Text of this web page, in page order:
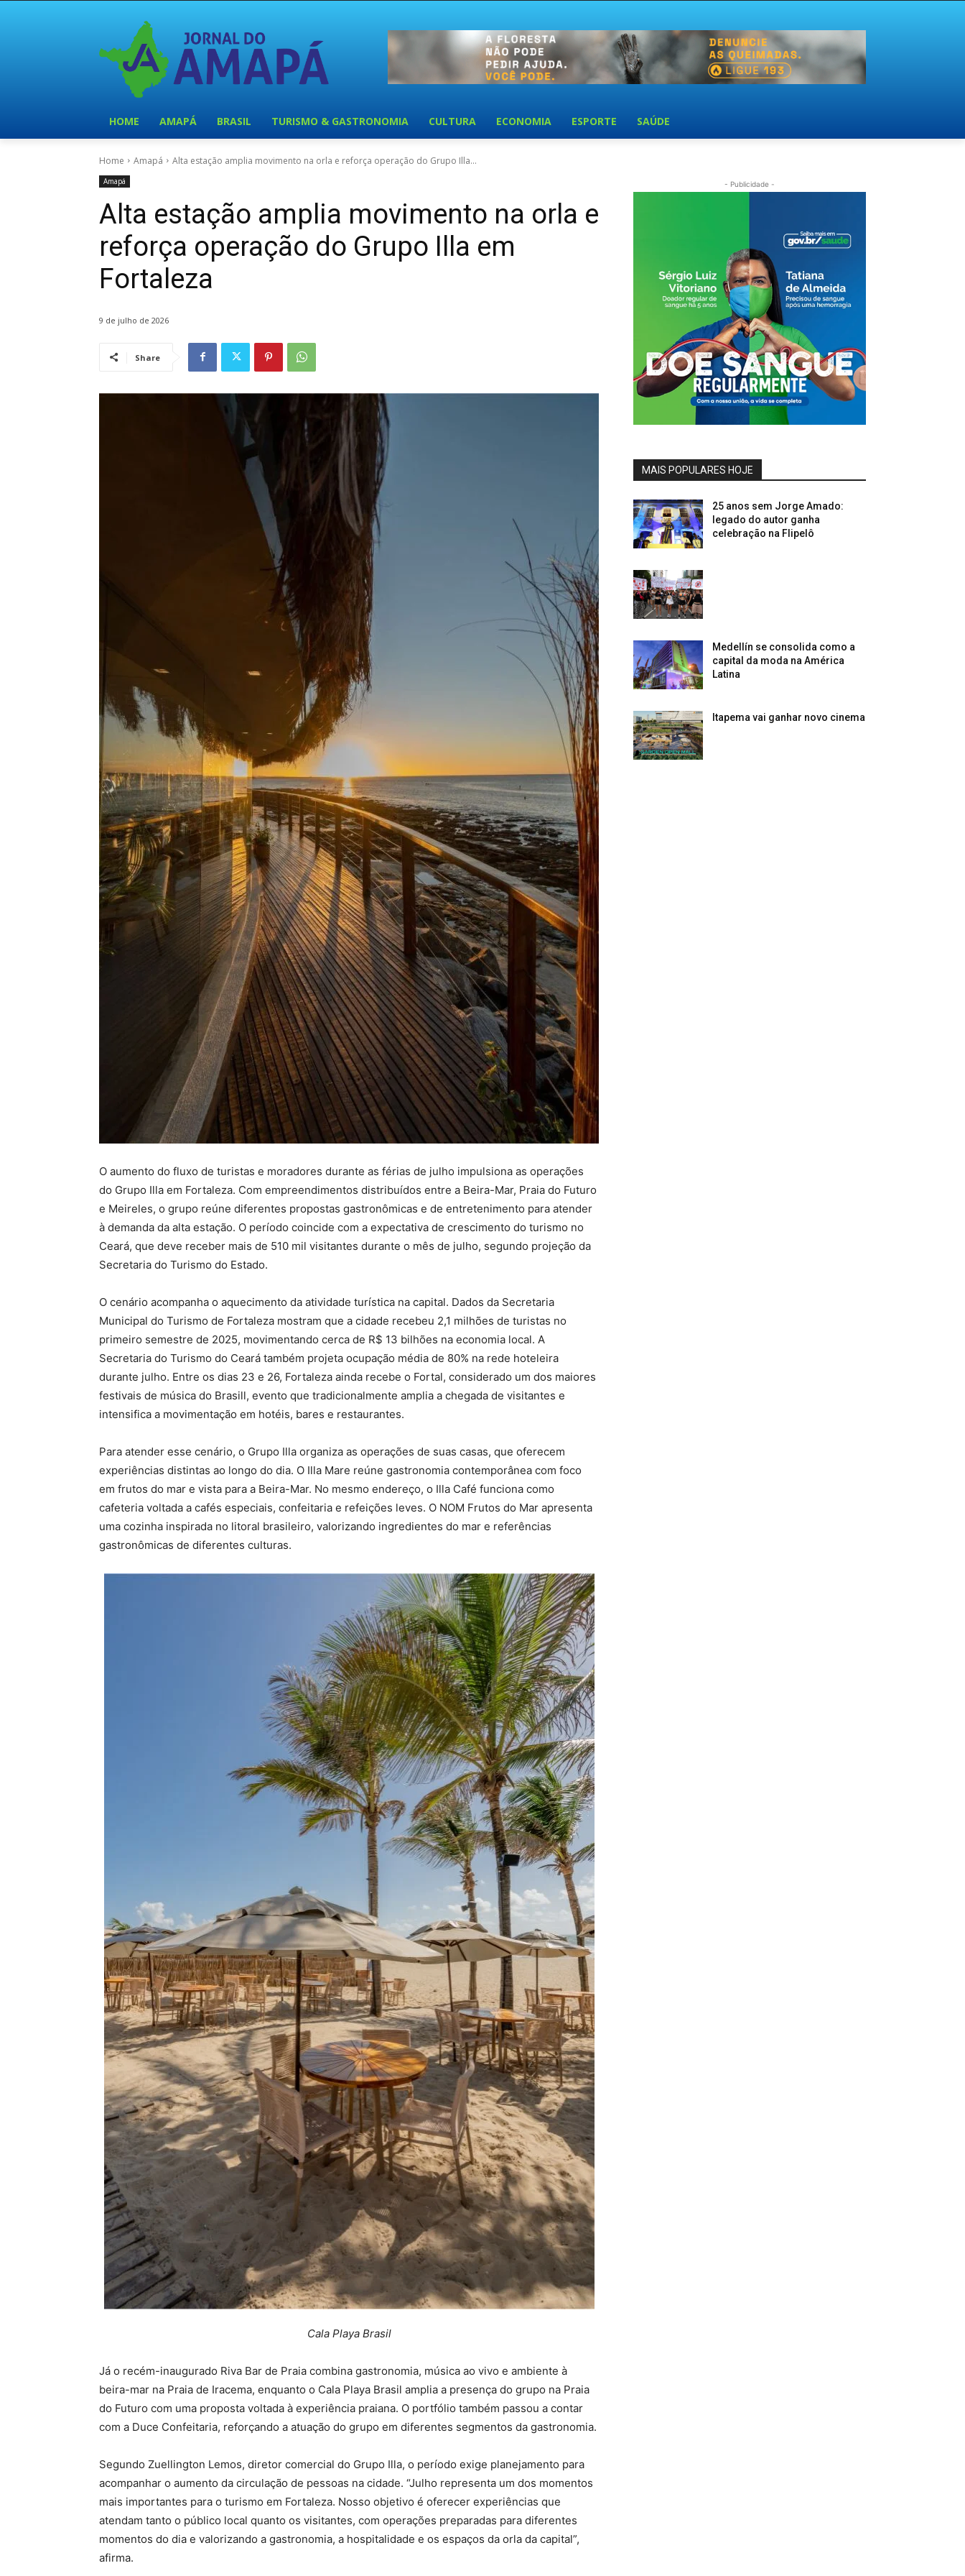
HOME AMAPÁ BRASIL TURISMO & GASTRONOMIA CULTURA ECONOMIA ESPORTE SAÚDE
Home Amapá Alta estação amplia movimento na orla e reforça operação do Grupo Illa...
Amapá
Alta estação amplia movimento na orla e
reforça operação do Grupo Illa em
Fortaleza
9 de julho de 2026
Share
O aumento do fluxo de turistas e moradores durante as férias de julho impulsiona as operações
do Grupo Illa em Fortaleza. Com empreendimentos distribuídos entre a Beira-Mar, Praia do Futuro
e Meireles, o grupo reúne diferentes propostas gastronômicas e de entretenimento para atender
à demanda da alta estação. O período coincide com a expectativa de crescimento do turismo no
Ceará, que deve receber mais de 510 mil visitantes durante o mês de julho, segundo projeção da
Secretaria do Turismo do Estado.
O cenário acompanha o aquecimento da atividade turística na capital. Dados da Secretaria
Municipal do Turismo de Fortaleza mostram que a cidade recebeu 2,1 milhões de turistas no
primeiro semestre de 2025, movimentando cerca de R$ 13 bilhões na economia local. A
Secretaria do Turismo do Ceará também projeta ocupação média de 80% na rede hoteleira
durante julho. Entre os dias 23 e 26, Fortaleza ainda recebe o Fortal, considerado um dos maiores
festivais de música do Brasill, evento que tradicionalmente amplia a chegada de visitantes e
intensifica a movimentação em hotéis, bares e restaurantes.
Para atender esse cenário, o Grupo Illa organiza as operações de suas casas, que oferecem
experiências distintas ao longo do dia. O Illa Mare reúne gastronomia contemporânea com foco
em frutos do mar e vista para a Beira-Mar. No mesmo endereço, o Illa Café funciona como
cafeteria voltada a cafés especiais, confeitaria e refeições leves. O NOM Frutos do Mar apresenta
uma cozinha inspirada no litoral brasileiro, valorizando ingredientes do mar e referências
gastronômicas de diferentes culturas.
Cala Playa Brasil
Já o recém-inaugurado Riva Bar de Praia combina gastronomia, música ao vivo e ambiente à
beira-mar na Praia de Iracema, enquanto o Cala Playa Brasil amplia a presença do grupo na Praia
do Futuro com uma proposta voltada à experiência praiana. O portfólio também passou a contar
com a Duce Confeitaria, reforçando a atuação do grupo em diferentes segmentos da gastronomia.
Segundo Zuellington Lemos, diretor comercial do Grupo Illa, o período exige planejamento para
acompanhar o aumento da circulação de pessoas na cidade. “Julho representa um dos momentos
mais importantes para o turismo em Fortaleza. Nosso objetivo é oferecer experiências que
atendam tanto o público local quanto os visitantes, com operações preparadas para diferentes
momentos do dia e valorizando a gastronomia, a hospitalidade e os espaços da orla da capital”,
afirma.
- Publicidade -
MAIS POPULARES HOJE
25 anos sem Jorge Amado:
legado do autor ganha
celebração na Flipelô
Medellín se consolida como a
capital da moda na América
Latina
Itapema vai ganhar novo cinema